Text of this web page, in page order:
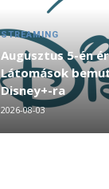
STREAMING
Augusztus 5-én
Látomások
Disney+-ra
2026-08-03